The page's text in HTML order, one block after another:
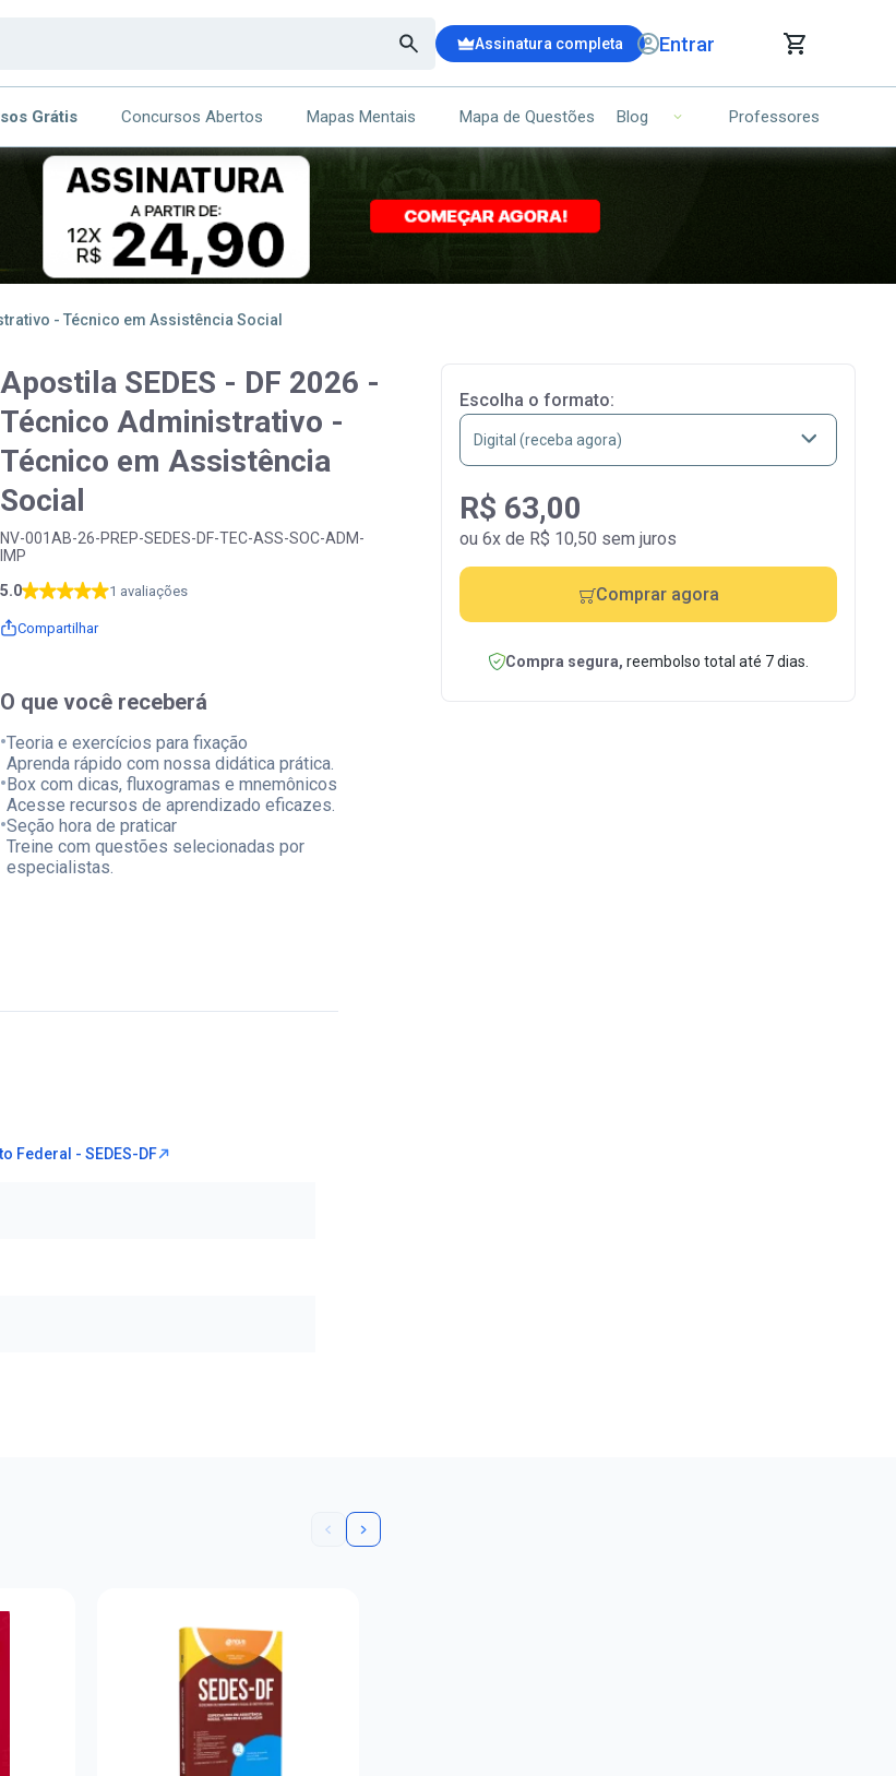
Assinatura completa Entrar
CARRINHO DE COMPRAS
ITENS (00)
Ops!
Seu carrinho ainda está vazio.
Grátis Concursos Abertos Mapas Mentais Mapa de Questões Blog Professores
- Técnico em Assistência Social
Apostila SEDES - DF 2026 -
Técnico Administrativo -
Técnico em Assistência
Social
NV-001AB-26-PREP-SEDES-DF-TEC-ASS-SOC-ADM-
IMP
5.0
1 avaliações
Compartilhar
O que você receberá
•Teoria e exercícios para fixação
Aprenda rápido com nossa didática prática.
•Box com dicas, fluxogramas e mnemônicos
Acesse recursos de aprendizado eficazes.
•Seção hora de praticar
Treine com questões selecionadas por
especialistas.
Escolha o formato:
R$ 63,00
ou 6x de R$ 10,50 sem juros
Comprar agora
Compra segura, reembolso total até 7 dias.
Federal - SEDES-DF